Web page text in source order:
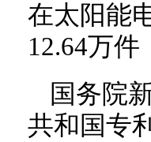
在太阳能
12.64万
国务院
共和国专